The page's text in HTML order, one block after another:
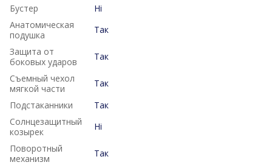
Бустер
Ні
Анатомическая
подушка
Так
Защита от
боковых ударов
Так
Съемный чехол
мягкой части
Так
Подстаканники
Так
Солнцезащитный
козырек
Ні
Поворотный
механизм
Так